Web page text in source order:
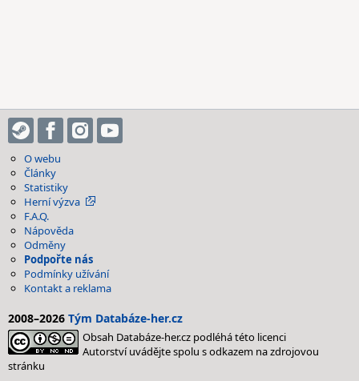
O webu
Články
Statistiky
Herní výzva
F.A.Q.
Nápověda
Odměny
Podpořte nás
Podmínky užívání
Kontakt a reklama
2008–2026 Tým Databáze-her.cz
Obsah Databáze-her.cz podléhá této licenci
Autorství uvádějte spolu s odkazem na zdrojovou
stránku